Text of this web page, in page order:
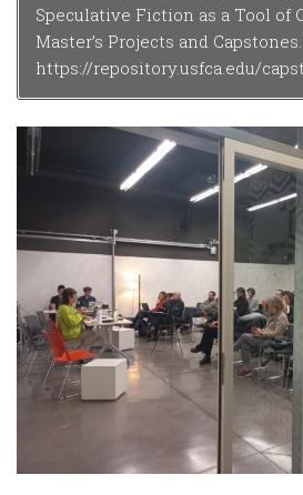
Speculative Fiction as a Tool of
Master’s Projects and Capstones.
https://repository.usfca.edu/